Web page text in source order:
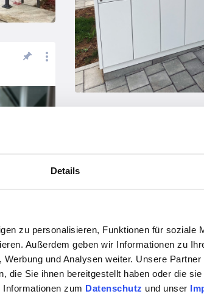
Details
zu personalisieren, Funktionen für soziale
Außerdem geben wir Informationen zu
und Analysen weiter. Unsere
die Sie ihnen bereitgestellt haben oder die
zum Datenschutz und unser